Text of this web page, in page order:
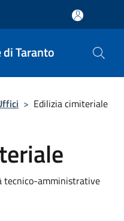
Taranto
> Edilizia cimiteriale
tecnico-amministrative